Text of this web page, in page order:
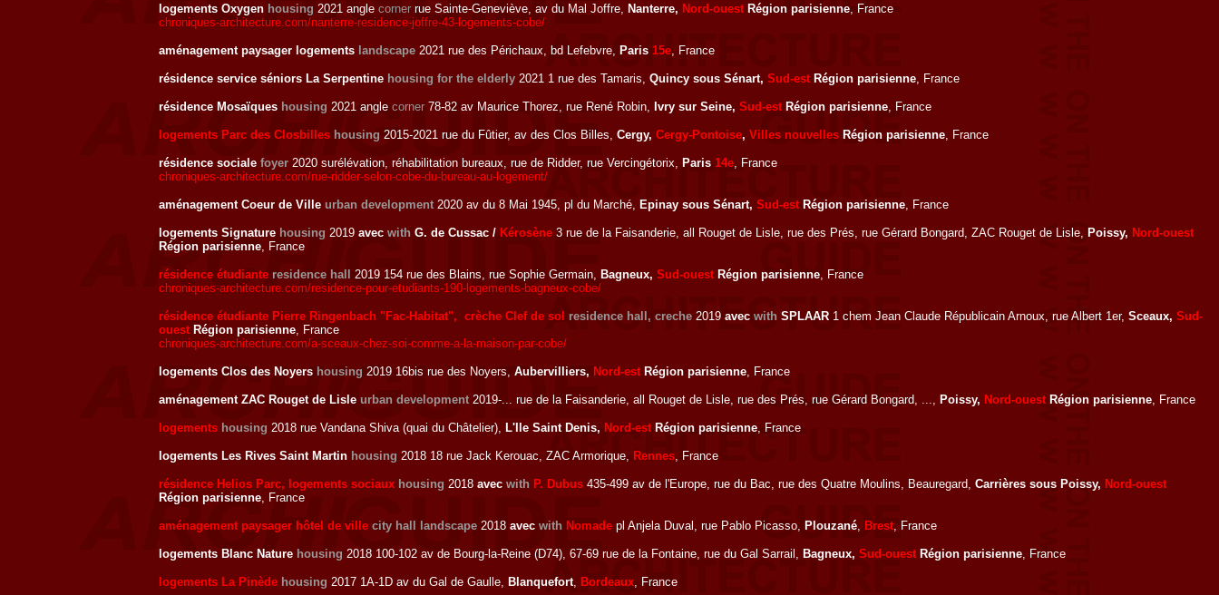
logements Oxygen housing 2021 angle corner rue Sainte-Geneviève, av du Mal Joffre, Nanterre, Nord-ouest Région parisienne, France
chroniques-architecture.com/nanterre-residence-joffre-43-logements-cobe/
aménagement paysager logements landscape 2021 rue des Périchaux, bd Lefebvre, Paris 15e, France
résidence service séniors La Serpentine housing for the elderly 2021 1 rue des Tamaris, Quincy sous Sénart, Sud-est Région parisienne, France
résidence Mosaïques housing 2021 angle corner 78-82 av Maurice Thorez, rue René Robin, Ivry sur Seine, Sud-est Région parisienne, France
logements Parc des Closbilles housing 2015-2021 rue du Fûtier, av des Clos Billes, Cergy, Cergy-Pontoise, Villes nouvelles Région parisienne, France
résidence sociale foyer 2020 surélévation, réhabilitation bureaux, rue de Ridder, rue Vercingétorix, Paris 14e, France
chroniques-architecture.com/rue-ridder-selon-cobe-du-bureau-au-logement/
aménagement Coeur de Ville urban development 2020 av du 8 Mai 1945, pl du Marché, Epinay sous Sénart, Sud-est Région parisienne, France
logements Signature housing 2019 avec with G. de Cussac / Kérosène 3 rue de la Faisanderie, all Rouget de Lisle, rue des Prés, rue Gérard Bongard, ZAC Rouget de Lisle, Poissy, Nord-ouest
Région parisienne, France
résidence étudiante residence hall 2019 154 rue des Blains, rue Sophie Germain, Bagneux, Sud-ouest Région parisienne, France
chroniques-architecture.com/residence-pour-etudiants-190-logements-bagneux-cobe/
résidence étudiante Pierre Ringenbach "Fac-Habitat", crèche Clef de sol residence hall, creche 2019 avec with SPLAAR 1 chem Jean Claude Républicain Arnoux, rue Albert 1er, Sceaux, Sud-
ouest Région parisienne, France
chroniques-architecture.com/a-sceaux-chez-soi-comme-a-la-maison-par-cobe/
logements Clos des Noyers housing 2019 16bis rue des Noyers, Aubervilliers, Nord-est Région parisienne, France
aménagement ZAC Rouget de Lisle urban development 2019-... rue de la Faisanderie, all Rouget de Lisle, rue des Prés, rue Gérard Bongard, ..., Poissy, Nord-ouestRégion parisienne, France
logements housing 2018 rue Vandana Shiva (quai du Châtelier), L'Ile Saint Denis, Nord-estRégion parisienne, France
logements Les Rives Saint Martin housing 2018 18 rue Jack Kerouac, ZAC Armorique, Rennes, France
résidence Helios Parc, logements sociaux housing 2018 avec with P. Dubus 435-499 av de l'Europe, rue du Bac, rue des Quatre Moulins, Beauregard, Carrières sous Poissy, Nord-ouest
Région parisienne, France
aménagement paysager hôtel de ville city hall landscape 2018 avec with Nomade pl Anjela Duval, rue Pablo Picasso, Plouzané, Brest, France
logements Blanc Nature housing 2018 100-102 av de Bourg-la-Reine (D74), 67-69 rue de la Fontaine, rue du Gal Sarrail, Bagneux, Sud-ouest Région parisienne, France
logements La Pinède housing 2017 1A-1D av du Gal de Gaulle, Blanquefort, Bordeaux, France